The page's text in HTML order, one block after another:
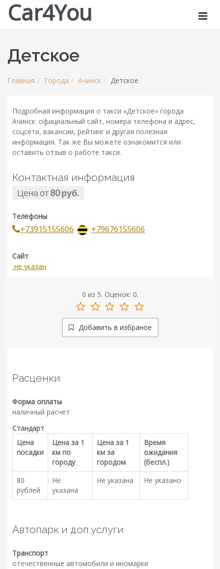
Car4You
Детское
Главная Города Ачинск Детское
Подробная информация о такси «Детское» города
Ачинск: официальный сайт, номера телефона и адрес,
соцсети, вакансии, рейтинг и другая полезная
информация. Так же Вы можете ознакомится или
оставить отзыв о работе такси.
Контактная информация
Цена от80 руб.
Телефоны
+73915155606 +79676155606
Сайт
не указан
0 из 5. Оценок: 0.
Добавить в избраное
Расценки
Форма оплаты
наличный расчет
Стандарт
Цена
посадки
Цена за 1
км по
городу
Цена за 1
км за
городом
Время
ожидания
(беспл.)
80
рублей
Не
указана
Не указана Не указано
Автопарк и доп.услуги
Транспорт
отечественные автомобили и иномарки